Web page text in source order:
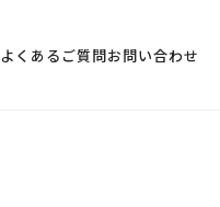
よくあるご質問お問い合わせ